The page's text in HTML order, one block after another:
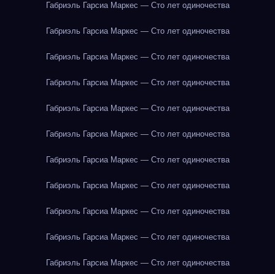
Габриэль Гарсиа Маркес — Сто лет одиночества
Габриэль Гарсиа Маркес — Сто лет одиночества
Габриэль Гарсиа Маркес — Сто лет одиночества
Габриэль Гарсиа Маркес — Сто лет одиночества
Габриэль Гарсиа Маркес — Сто лет одиночества
Габриэль Гарсиа Маркес — Сто лет одиночества
Габриэль Гарсиа Маркес — Сто лет одиночества
Габриэль Гарсиа Маркес — Сто лет одиночества
Габриэль Гарсиа Маркес — Сто лет одиночества
Габриэль Гарсиа Маркес — Сто лет одиночества
Габриэль Гарсиа Маркес — Сто лет одиночества